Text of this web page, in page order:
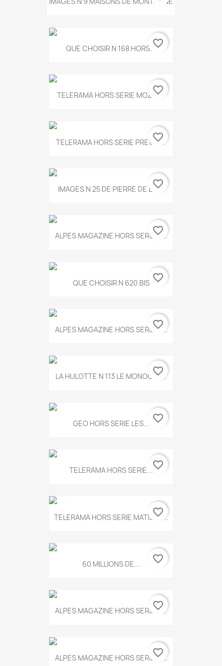
QUE CHOISIR N 168 HORS...favorite_border
TELERAMA HORS SERIE MOZART
favorite_border
TELERAMA HORS SERIE PREVERT
favorite_border
IMAGES N 25 DE PIERRE DE BOIS
favorite_border
ALPES MAGAZINE HORS SERIE N...
favorite_border
QUE CHOISIR N 620 BIS favorite_border
ALPES MAGAZINE HORS SERIE N...
favorite_border
LA HULOTTE N 113 LE MONOCLE...
favorite_border
GEO HORS SERIE LES... favorite_border
TELERAMA HORS SERIE...favorite_border
TELERAMA HORS SERIE MATISSE...
favorite_border
60 MILLIONS DE... favorite_border
ALPES MAGAZINE HORS SERIE N...
favorite_border
ALPES MAGAZINE HORS SERIE N...
favorite_border